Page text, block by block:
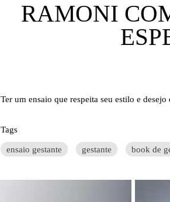
RAMONI
Ter um ensaio que respeita seu estilo e
Tags
ensaio gestante
gestante book de